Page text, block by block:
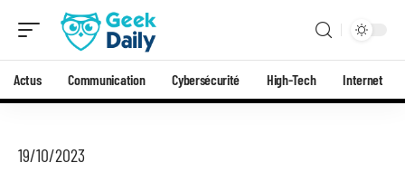
Actus Communication Cybersécurité High-Tech Internet
19/10/2023